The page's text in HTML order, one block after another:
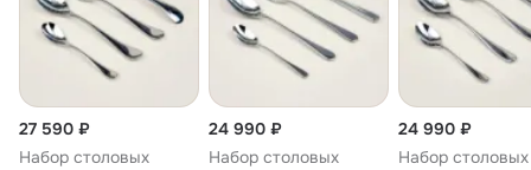
27 590 ₽
Набор столовых
24 990 ₽
Набор столовых
24 990 ₽
Набор столовых